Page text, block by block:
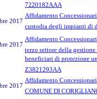
7220182AAA
2017
Affidamento
custodia degli impianti di
2017
Affidamento
terzo settore della
beneficiari di protezione
Z3821293AA
2017
Affidamento
COMUNE DI